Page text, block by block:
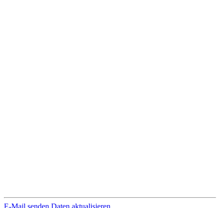
E-Mail senden Daten aktualisieren